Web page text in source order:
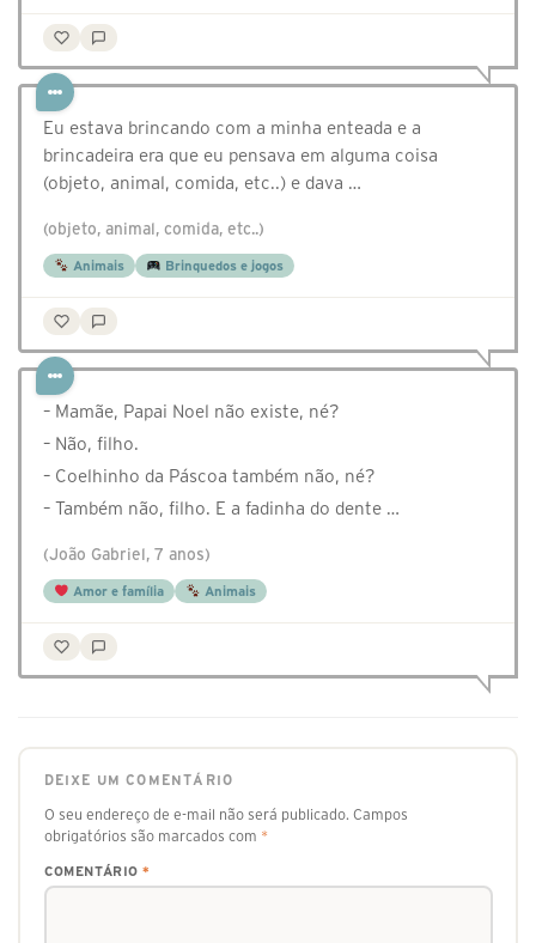
Eu estava brincando com a minha enteada e a
brincadeira era que eu pensava em alguma coisa
(objeto, animal, comida, etc..) e dava …
(objeto, animal, comida, etc..)
Animais Brinquedos e jogos
– Mamãe, Papai Noel não existe, né?
– Não, filho.
– Coelhinho da Páscoa também não, né?
– Também não, filho. E a fadinha do dente …
(João Gabriel, 7 anos)
Amor e família Animais
DEIXE UM COMENTÁRIO
O seu endereço de e-mail não será publicado. Campos
obrigatórios são marcados com *
COMENTÁRIO *